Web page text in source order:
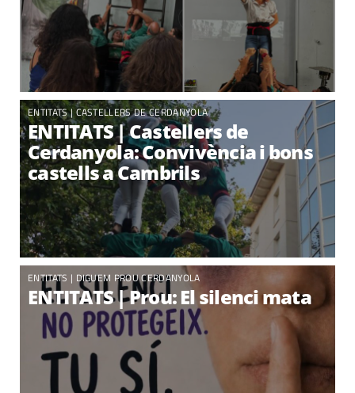
ENTITATS|CASTELLERS DE CERDANYOLA
ENTITATS | Castellers de
Cerdanyola: Convivència i bons
castells a Cambrils
ENTITATS | DIGUEM PROU CERDANYOLA
ENTITATS | Prou: El silenci mata